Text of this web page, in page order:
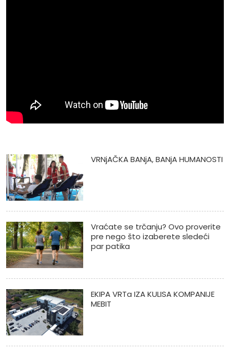
VRNjAČKA BANjA, BANjA HUMANOSTI
Vraćate se trčanju? Ovo proverite
pre nego što izaberete sledeći
par patika
EKIPA VRTa IZA KULISA KOMPANIJE
MEBIT